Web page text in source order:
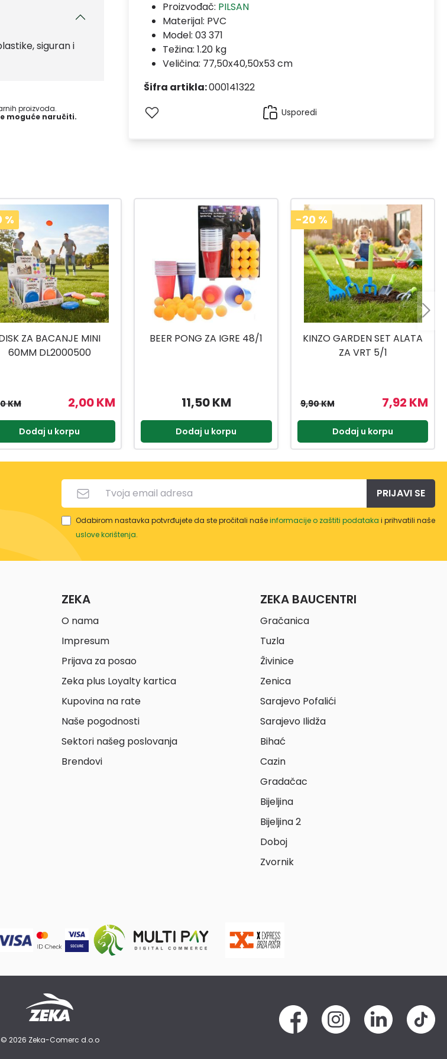
siguran i
proizvoda.
moguće naručiti.
Proizvođač: PILSAN
Materijal: PVC
Model: 03 371
Težina: 1.20 kg
Veličina: 77,50x40,50x53 cm
Šifra artikla:000141322
Usporedi
%
ZA BACANJE MINI
60MM DL2000500
2,00 KM
KM
Dodaj u korpu
BEER PONG ZA IGRE 48/1
11,50 KM
Dodaj u korpu
-20 %
KINZO GARDEN SET ALATA
ZA VRT 5/1
7,92 KM
9,90 KM
Dodaj u korpu
PRIJAVI SE
Odabirom nastavka potvrđujete da ste pročitali našeinformacije o zaštiti podataka i prihvatili naše
uslove korištenja.
ZEKA
O nama
Impresum
Prijava za posao
Zeka plus Loyalty kartica
Kupovina na rate
Naše pogodnosti
Sektori našeg poslovanja
Brendovi
ZEKA BAUCENTRI
Gračanica
Tuzla
Živinice
Zenica
Sarajevo Pofalići
Sarajevo Ilidža
Bihać
Cazin
Gradačac
Bijeljina
Bijeljina 2
Doboj
Zvornik
© 2026 Zeka-Comerc d.o.o